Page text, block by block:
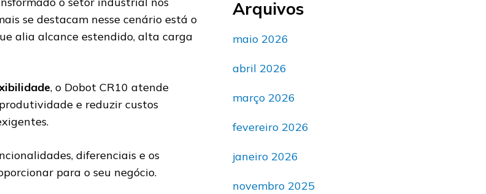
se destacam nesse cenário está o
alia alcance estendido, alta carga
, o Dobot CR10 atende
e reduzir custos
diferenciais e os
para o seu negócio.
Arquivos
maio 2026
abril 2026
março 2026
fevereiro 2026
janeiro 2026
novembro 2025